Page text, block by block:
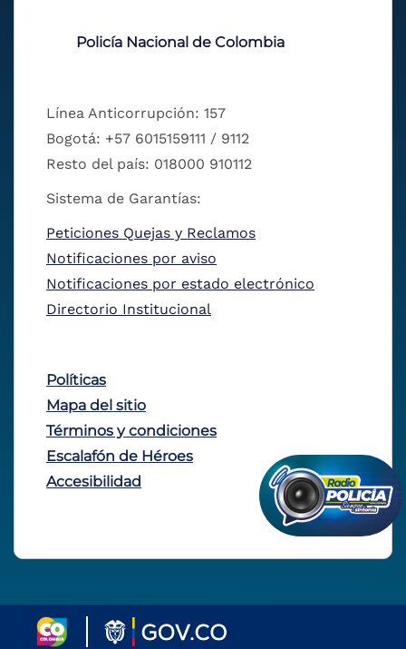
Policía Nacional de Colombia
Línea Anticorrupción: 157
Bogotá: +57 6015159111 / 9112
Resto del país: 018000 910112
Sistema de Garantías:
Peticiones Quejas y Reclamos
Notificaciones por aviso
Notificaciones por estado electrónico
Directorio Institucional
Políticas
Mapa del sitio
Términos y condiciones
Escalafón de Héroes
Accesibilidad